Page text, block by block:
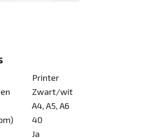
Printer
Zwart/wit
A4, A5, A6
40
Ja